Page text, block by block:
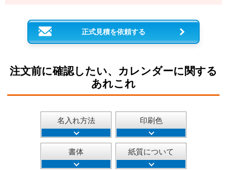
正式見積を依頼する
注文前に確認したい、カレンダーに関する
あれこれ
名入れ方法 印刷色
書体 紙質について